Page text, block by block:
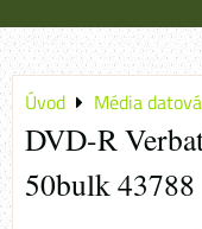
Úvod Média
DVD-R
50bulk 43788